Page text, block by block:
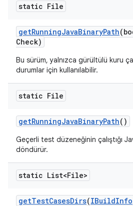
static File
getRunningJavaBinaryPath
Check)
Bu sürüm, yalnızca gürültülü kuru
durumlar için kullanılabilir.
static File
getRunningJavaBinaryPath()
Geçerli test düzeneğinin çalıştığı
döndürür.
static List<File>
getTestCasesDirs(IBuildInfo